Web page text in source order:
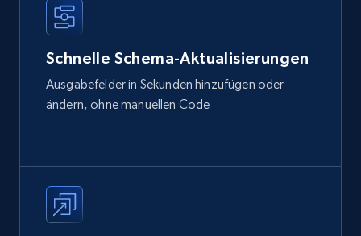
Schnelle Schema-Aktualisierungen
Ausgabefelder in Sekunden hinzufügen oder
ändern, ohne manuellen Code